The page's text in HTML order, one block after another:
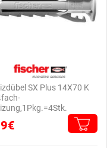
SX Plus 14X70 K